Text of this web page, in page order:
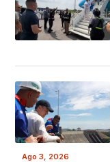
Ago 3, 2026